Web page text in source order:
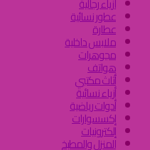
عطور نسائية
عطارة
ملابس داخلية
مجوهرات
هواتف
أثاث مكتبي
أزياء نسائية
أدوات رياضية
إكسسوارات
إلكترونيات
المنزل والمطبخ